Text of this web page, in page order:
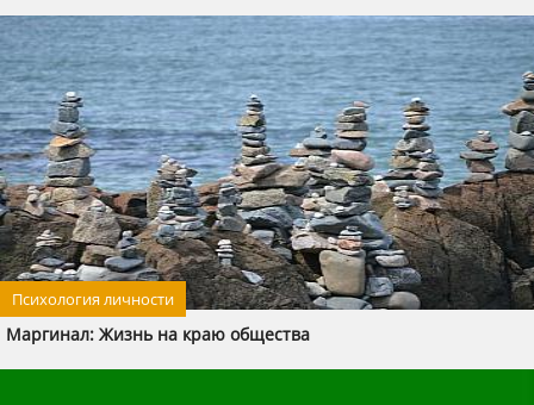
Психология личности
Маргинал: Жизнь на краю общества